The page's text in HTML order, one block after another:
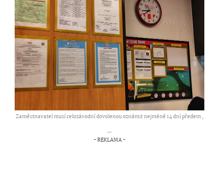
Zaměstnavatel musí celozávodní dovolenou oznámit nejméně 14 dní předem ,
...